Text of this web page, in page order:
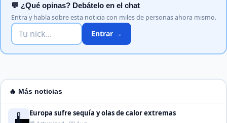
💬 ¿Qué opinas? Debátelo en el chat
Entra y habla sobre esta noticia con miles de personas ahora mismo.
Entrar →
🔥 Más noticias
🌡️ Europa sufre sequía y olas de calor extremas